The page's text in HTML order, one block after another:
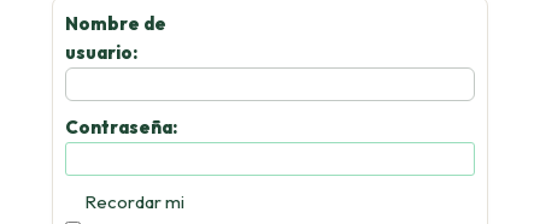
Nombre de
usuario:
Contraseña:
Recordar mi